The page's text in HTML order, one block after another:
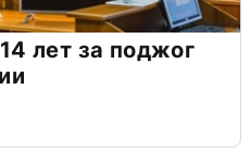
лет за поджог